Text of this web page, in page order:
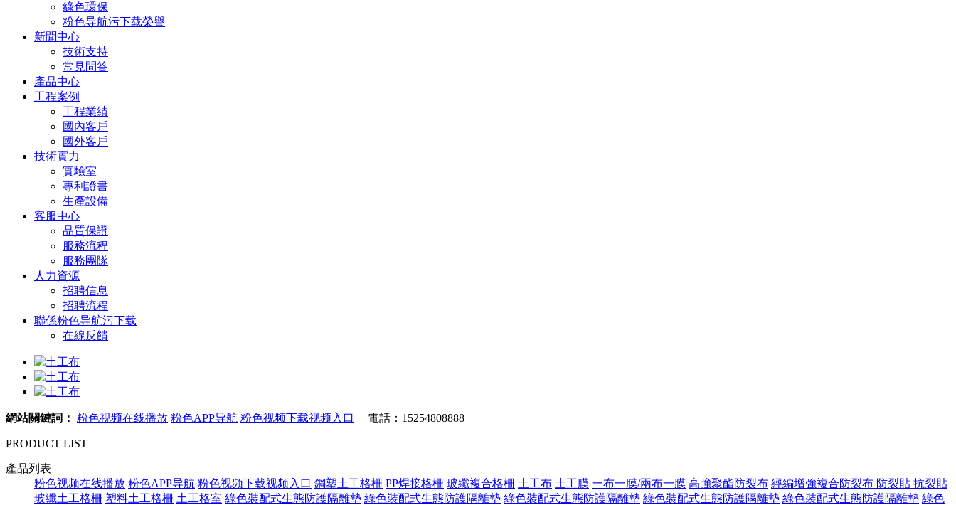
綠色環保
粉色导航污下载榮譽
新聞中心
技術支持
常見問答
產品中心
工程案例
工程業績
國內客戶
國外客戶
技術實力
實驗室
專利證書
生產設備
客服中心
品質保證
服務流程
服務團隊
人力資源
招聘信息
招聘流程
聯係粉色导航污下载
在線反饋
網站關鍵詞： 粉色视频在线播放 粉色APP导航 粉色视频下载视频入口 | 電話：15254808888
PRODUCT LIST
產品列表
粉色视频在线播放 粉色APP导航 粉色视频下载视频入口 鋼塑土工格柵 PP焊接格柵 玻纖複合格柵 土工布 土工膜 一布一膜/兩布一膜 高強聚酯防裂布 經編增強複合防裂布 防裂貼 抗裂貼
玻纖土工格柵 塑料土工格柵 土工格室 綠色裝配式生態防護隔離墊 綠色裝配式生態防護隔離墊 綠色裝配式生態防護隔離墊 綠色裝配式生態防護隔離墊 綠色裝配式生態防護隔離墊 綠色